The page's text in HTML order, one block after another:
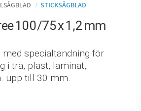
STICKSÅGBLAD
100/75 x 1,2 mm
med specialtandning för
i trä, plast, laminat,
upp till 30 mm.